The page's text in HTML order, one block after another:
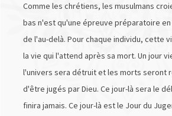
Comme les chrétiens, les musulmans
bas n'est qu'une épreuve préparatoire
de l'au-delà. Pour chaque individu, cette
la vie qui l'attend après sa mort. Un jour
l'univers sera détruit et les morts seront
d'être jugés par Dieu. Ce jour-là sera le
finira jamais. Ce jour-là est le Jour du